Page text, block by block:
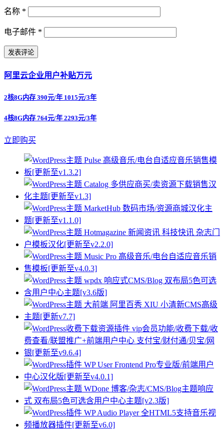
名称 *
电子邮件 *
阿里云企业用户补贴万元
2核8G内存 390元/年 1015元/3年
4核8G内存 764元/年 2293元/3年
立即购买